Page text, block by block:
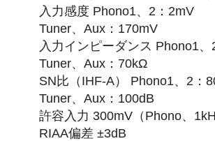
入力感度 Phono1、2：2mV
Tuner、Aux：170mV
入力インピーダンス Phono1
Tuner、Aux：70kΩ
SN比（IHF-A） Phono1、2：
Tuner、Aux：100dB
許容入力 300mV（Phono、
RIAA偏差 ±3dB